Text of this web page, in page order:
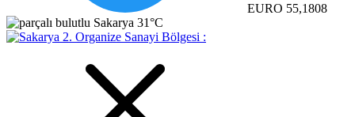
EURO 55,1808
Sakarya 31°C